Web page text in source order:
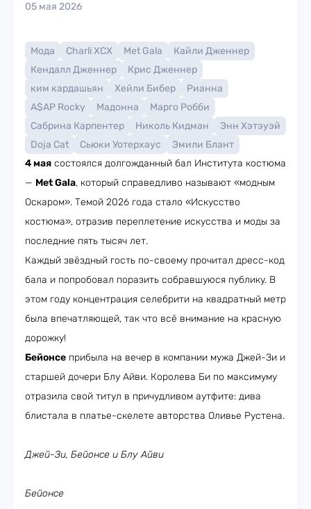
05 мая 2026
Мода Charli XCX Met Gala
Кайли Дженнер
Кендалл Дженнер
Крис Дженнер
ким кардашьян
Хейли Бибер
Рианна
A$AP Rocky
Мадонна
Марго Робби
Сабрина Карпентер
Николь Кидман
Энн Хэтэуэй
Doja Cat
Сьюки Уотерхаус
Эмили Блант
4 мая состоялся долгожданный бал Института костюма
— Met Gala, который справедливо называют «модным
Оскаром». Темой 2026 года стало «Искусство
костюма», отразив переплетение искусства и моды за
последние пять тысяч лет.
Каждый звёздный гость по-своему прочитал дресс-код
бала и попробовал поразить собравшуюся публику. В
этом году концентрация селебрити на квадратный метр
была впечатляющей, так что всё внимание на красную
дорожку!
Бейонсе прибыла на вечер в компании мужа Джей-Зи и
старшей дочери Блу Айви. Королева Би по максимуму
отразила свой титул в причудливом аутфите: дива
блистала в платье-скелете авторства Оливье Рустена.
Джей-Зи, Бейонсе и Блу Айви
Бейонсе